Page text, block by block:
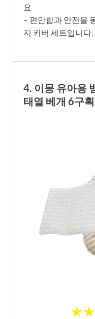
요
– 편안함과 안전을
지 커버 세트입니다.
4. 이몽 유아용
태열 베개 6구
★★
★★